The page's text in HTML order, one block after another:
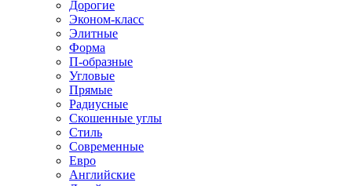
Дорогие
Эконом-класс
Элитные
Форма
П-образные
Угловые
Прямые
Радиусные
Скошенные углы
Стиль
Современные
Евро
Английские